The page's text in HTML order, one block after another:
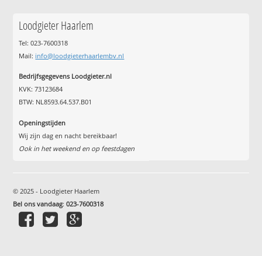
Loodgieter Haarlem
Tel: 023-7600318
Mail: info@loodgieterhaarlembv.nl
Bedrijfsgegevens Loodgieter.nl
KVK: 73123684
BTW: NL8593.64.537.B01
Openingstijden
Wij zijn dag en nacht bereikbaar!
Ook in het weekend en op feestdagen
© 2025 - Loodgieter Haarlem
Bel ons vandaag:023-7600318